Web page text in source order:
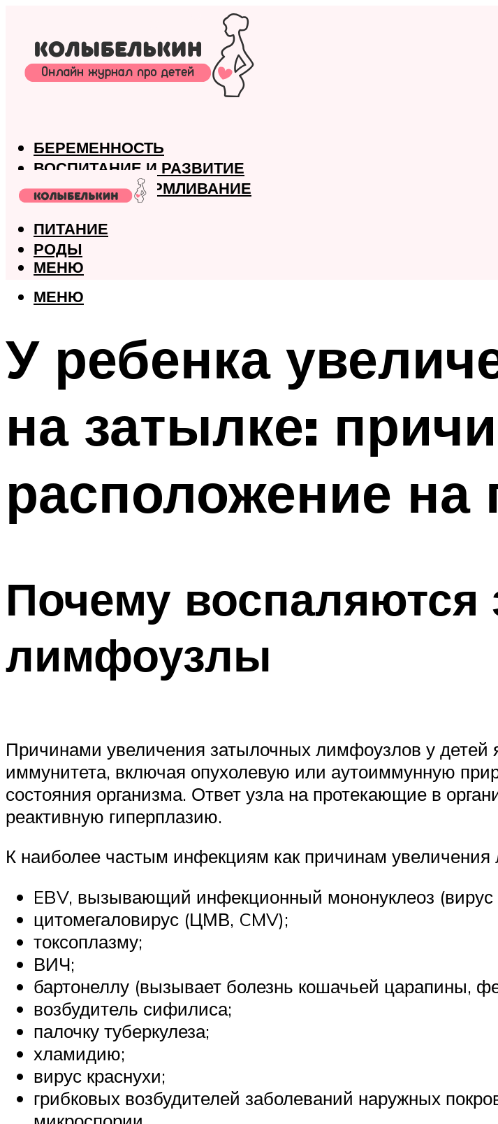
БЕРЕМЕННОСТЬ
ВОСПИТАНИЕ И РАЗВИТИЕ
ГРУДНОЕ ВСКАРМЛИВАНИЕ
ЗДОРОВЬЕ
ПИТАНИЕ
РОДЫ
МЕНЮ
МЕНЮ
У ребенка
на затылке:
расположение на
Почему
лимфоузлы
Причинами увеличения затылочных лимфоузлов у детей
иммунитета, включая опухолевую или аутоиммунную
состояния организма. Ответ узла на протекающие в
реактивную гиперплазию.
К наиболее частым инфекциям как причинам увеличения
EBV, вызывающий инфекционный мононуклеоз
цитомегаловирус (ЦМВ, CMV);
токсоплазму;
ВИЧ;
бартонеллу (вызывает болезнь кошачьей царапины,
возбудитель сифилиса;
палочку туберкулеза;
хламидию;
вирус краснухи;
грибковых возбудителей заболеваний наружных